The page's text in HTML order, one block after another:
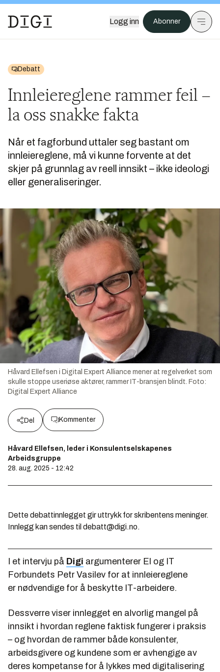
Logg inn Abonner
Debatt
Innleiereglene rammer feil –
la oss snakke fakta
Når et fagforbund uttaler seg bastant om
innleiereglene, må vi kunne forvente at det
skjer på grunnlag av reell innsikt – ikke ideologi
eller generaliseringer.
Håvard Ellefsen i Digital Expert Alliance mener at regelverket som
skulle stoppe useriøse aktører, rammer IT-bransjen blindt. Foto:
Digital Expert Alliance
Del Kommenter
Håvard Ellefsen, leder i Konsulentselskapenes
Arbeidsgruppe
28. aug. 2025 - 12:42
Dette debattinnlegget gir uttrykk for skribentens meninger.
Innlegg kan sendes til debatt@digi.no.
I et intervju på Digi argumenterer El og IT
Forbundets Petr Vasilev for at innleiereglene
er nødvendige for å beskytte IT-arbeidere.
Dessverre viser innlegget en alvorlig mangel på
innsikt i hvordan reglene faktisk fungerer i praksis
– og hvordan de rammer både konsulenter,
arbeidsgivere og kundene som er avhengige av
deres kompetanse for å lykkes med digitalisering